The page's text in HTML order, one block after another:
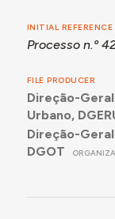
INITIAL REFERENCE
Processo n.º
FILE PRODUCER
Direção-
Urbano,
Direção-
DGOT